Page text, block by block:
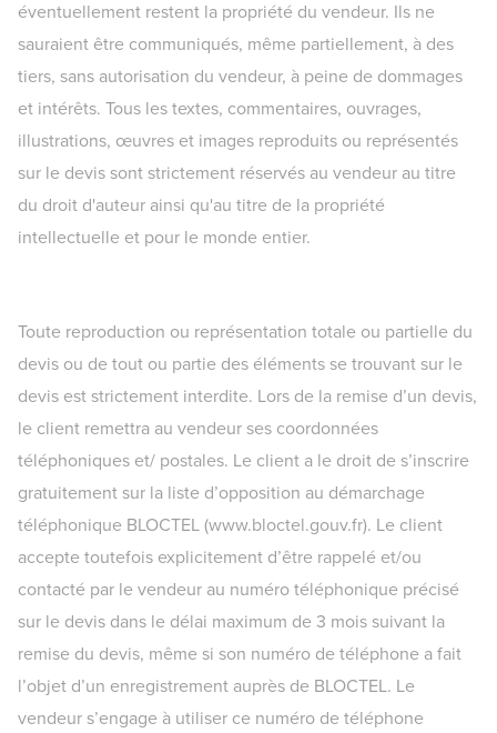
éventuellement restent la propriété du vendeur. Ils ne
sauraient être communiqués, même partiellement, à des
tiers, sans autorisation du vendeur, à peine de dommages
et intérêts. Tous les textes, commentaires, ouvrages,
illustrations, œuvres et images reproduits ou représentés
sur le devis sont strictement réservés au vendeur au titre
du droit d'auteur ainsi qu'au titre de la propriété
intellectuelle et pour le monde entier.
Toute reproduction ou représentation totale ou partielle du
devis ou de tout ou partie des éléments se trouvant sur le
devis est strictement interdite. Lors de la remise d’un devis,
le client remettra au vendeur ses coordonnées
téléphoniques et/ postales. Le client a le droit de s’inscrire
gratuitement sur la liste d’opposition au démarchage
téléphonique BLOCTEL (www.bloctel.gouv.fr). Le client
accepte toutefois explicitement d’être rappelé et/ou
contacté par le vendeur au numéro téléphonique précisé
sur le devis dans le délai maximum de 3 mois suivant la
remise du devis, même si son numéro de téléphone a fait
l’objet d’un enregistrement auprès de BLOCTEL. Le
vendeur s’engage à utiliser ce numéro de téléphone